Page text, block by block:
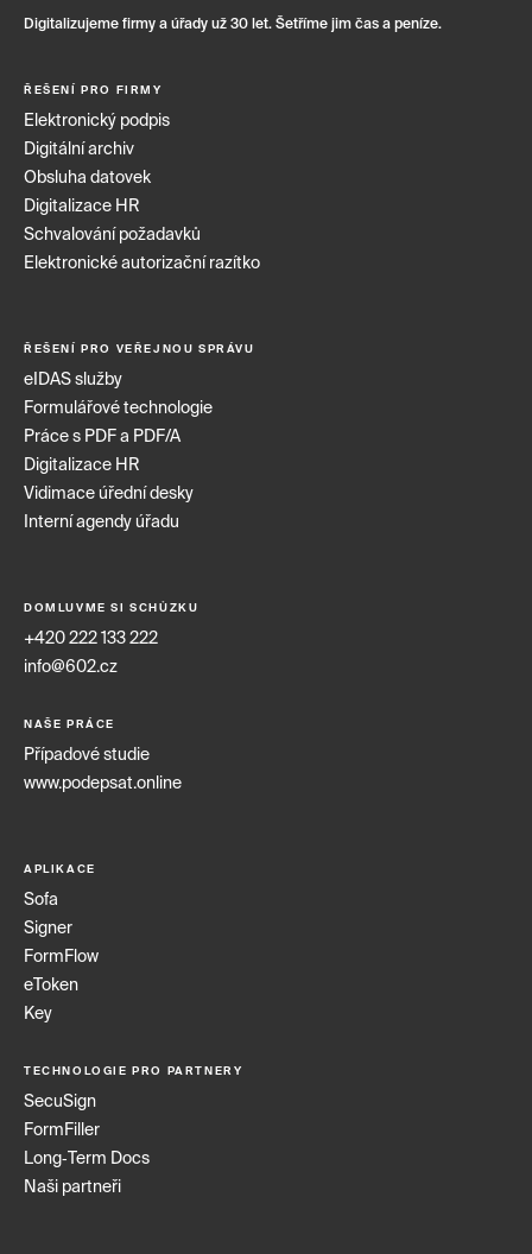
Digitalizujeme firmy a úřady už 30 let. Šetříme jim čas a peníze.
ŘEŠENÍ PRO FIRMY
Elektronický podpis
Digitální archiv
Obsluha datovek
Digitalizace HR
Schvalování požadavků
Elektronické autorizační razítko
ŘEŠENÍ PRO VEŘEJNOU SPRÁVU
eIDAS služby
Formulářové technologie
Práce s PDF a PDF/A
Digitalizace HR
Vidimace úřední desky
Interní agendy úřadu
DOMLUVME SI SCHŮZKU
+420 222 133 222
info@602.cz
NAŠE PRÁCE
Případové studie
www.podepsat.online
APLIKACE
Sofa
Signer
FormFlow
eToken
Key
TECHNOLOGIE PRO PARTNERY
SecuSign
FormFiller
Long‑Term Docs
Naši partneři